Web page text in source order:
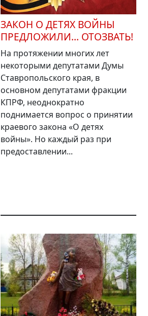
ЗАКОН О ДЕТЯХ ВОЙНЫ
ПРЕДЛОЖИЛИ… ОТОЗВАТЬ!
На протяжении многих лет
некоторыми депутатами Думы
Ставропольского края, в
основном депутатами фракции
КПРФ, неоднократно
поднимается вопрос о принятии
краевого закона «О детях
войны». Но каждый раз при
предоставлении...